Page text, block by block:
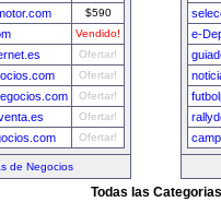
$590
Vendido!
Ofertar!
Ofertar!
Ofertar!
Ofertar!
Ofertar!
de Negocios
e-
Todas las Categorias